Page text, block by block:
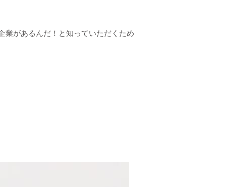
業があるんだ！と知っていただくため